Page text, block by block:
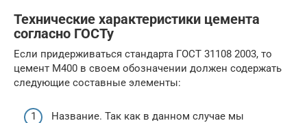
Технические характеристики цемента
согласно ГОСТу
Если придерживаться стандарта ГОСТ 31108 2003, то
цемент М400 в своем обозначении должен содержать
следующие составные элементы:
Название. Так как в данном случае мы